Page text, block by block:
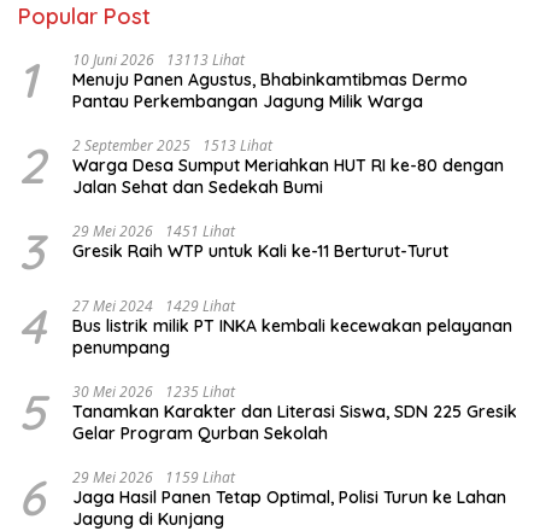
Popular Post
1 10 Juni 2026 13113 Lihat
Menuju Panen Agustus, Bhabinkamtibmas Dermo
Pantau Perkembangan Jagung Milik Warga
2 2 September 2025 1513 Lihat
Warga Desa Sumput Meriahkan HUT RI ke-80 dengan
Jalan Sehat dan Sedekah Bumi ‎
3 29 Mei 2026 1451 Lihat
Gresik Raih WTP untuk Kali ke-11 Berturut-Turut
4 27 Mei 2024 1429 Lihat
Bus listrik milik PT INKA kembali kecewakan pelayanan
penumpang
5 30 Mei 2026 1235 Lihat
Tanamkan Karakter dan Literasi Siswa, SDN 225 Gresik
Gelar Program Qurban Sekolah
6 29 Mei 2026 1159 Lihat
Jaga Hasil Panen Tetap Optimal, Polisi Turun ke Lahan
Jagung di Kunjang